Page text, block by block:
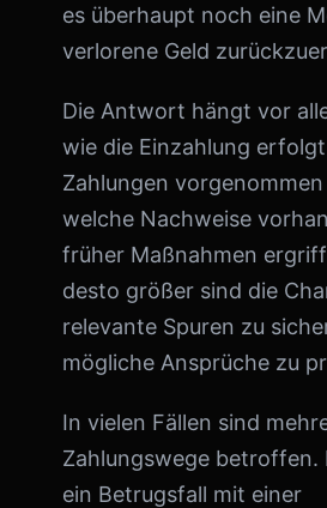
es überhaupt noch eine
verlorene Geld
Die Antwort hängt vor
wie die Einzahlung
Zahlungen
welche Nachweise
früher Maßnahmen
desto größer sind die
relevante Spuren zu
mögliche Ansprüche zu
In vielen Fällen sind
Zahlungswege betroffen.
ein Betrugsfall mit einer